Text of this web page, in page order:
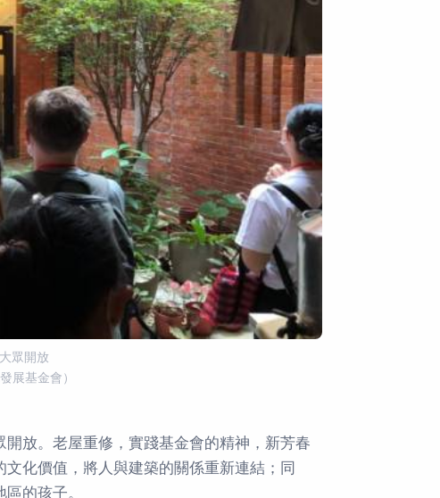
眾開放
展基金會）
放。老屋重修，實踐基金會的精神，新芳春
化價值，將人與建築的關係重新連結；同
的孩子。